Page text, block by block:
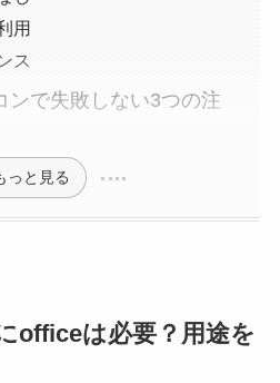
用
ス
ンで失敗しない3つの注
っと見る
officeは必要？用途を